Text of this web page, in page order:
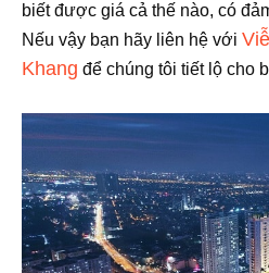
biết được giá cả thế nào, có
Nếu vậy bạn hãy liên hệ với
Khang để chúng tôi tiết lộ cho